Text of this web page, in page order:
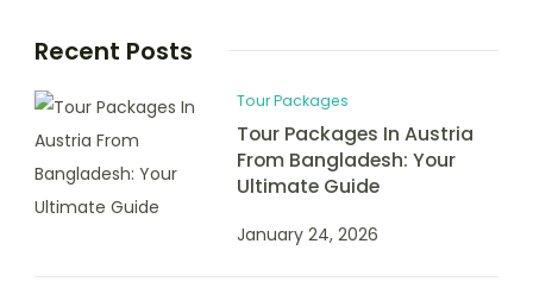
Recent Posts
Tour Packages
Tour Packages In Austria
From Bangladesh: Your
Ultimate Guide
January 24, 2026